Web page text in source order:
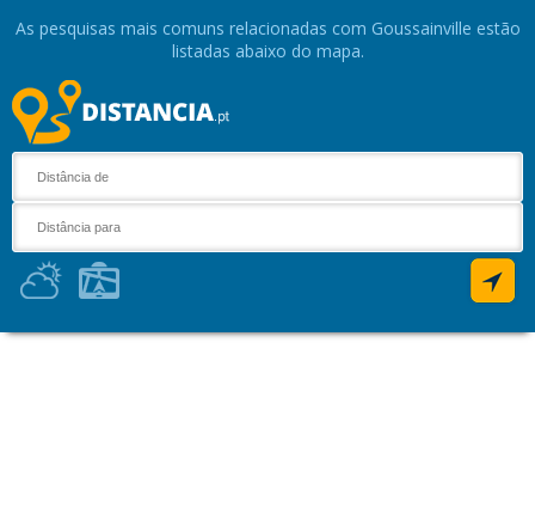
As pesquisas mais comuns relacionadas com Goussainville estão
listadas abaixo do mapa.